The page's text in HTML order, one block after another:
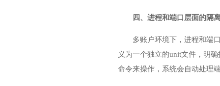
四、进程和端口层面的隔
多账户环境下，进程和端
义为一个独立的unit文件，明
命令来操作，系统会自动处理